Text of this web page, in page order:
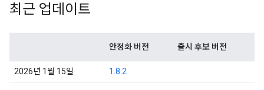
최근 업데이트
안정화 버전 출시 후보 버전
2026년 1월 15일 1.8.2